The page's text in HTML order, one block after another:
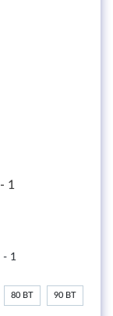
1
- 1
80 ВТ 90 ВТ